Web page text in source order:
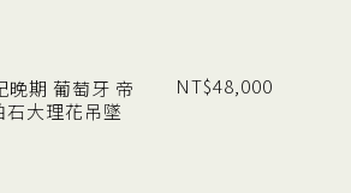
晚期 葡萄牙 帝
石大理花吊墜
NT$48,000